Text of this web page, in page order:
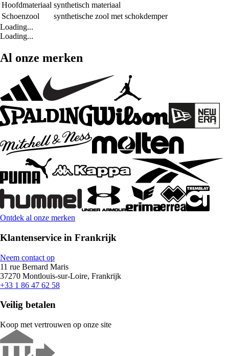
Hoofdmateriaal synthetisch materiaal
Schoenzool
synthetische zool met schokdemper
Loading...
Loading...
Al onze merken
Ontdek al onze merken
Klantenservice in Frankrijk
Neem contact op
11 rue Bernard Maris
37270 Montlouis-sur-Loire, Frankrijk
+33 1 86 47 62 58
Veilig betalen
Koop met vertrouwen op onze site